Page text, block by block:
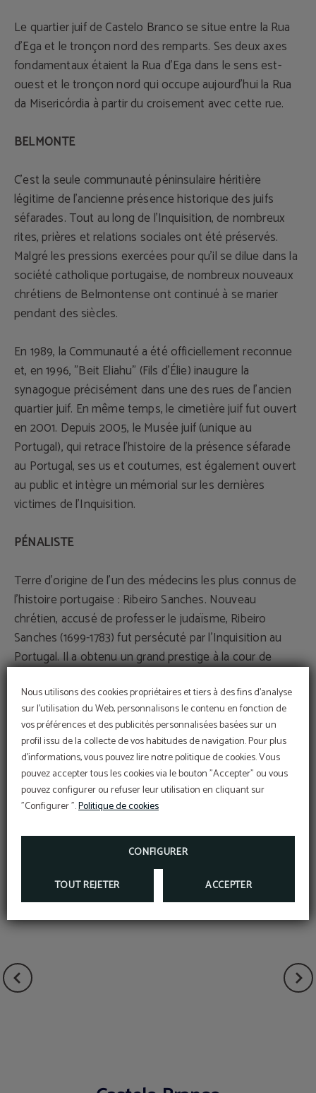
Nous utilisons des cookies propriétaires et tiers à des fins d'analyse
sur l'utilisation du Web, personnalisons le contenu en fonction de
vos préférences et des publicités personnalisées basées sur un
profil issu de la collecte de vos habitudes de navigation. Pour plus
d'informations, vous pouvez lire notre politique de cookies. Vous
pouvez accepter tous les cookies via le bouton "Accepter" ou vous
pouvez configurer ou refuser leur utilisation en cliquant sur
"Configurer ".Politique de cookies
CONFIGURER
TOUT REJETER ACCEPTER
Le quartier juif de Castelo Branco se situe entre la Rua
d’Ega et le tronçon nord des remparts. Ses deux axes
fondamentaux étaient la Rua d’Ega dans le sens est-
ouest et le tronçon nord qui occupe aujourd’hui la Rua
da Misericórdia à partir du croisement avec cette rue.
BELMONTE
C’est la seule communauté péninsulaire héritière
légitime de l’ancienne présence historique des juifs
séfarades. Tout au long de l’Inquisition, de nombreux
rites, prières et relations sociales ont été préservés.
Malgré les pressions exercées pour qu’il se dilue dans la
société catholique portugaise, de nombreux nouveaux
chrétiens de Belmontense ont continué à se marier
pendant des siècles.
En 1989, la Communauté a été officiellement reconnue
et, en 1996, "Beit Eliahu" (Fils d’Élie) inaugure la
synagogue précisément dans une des rues de l’ancien
quartier juif. En même temps, le cimetière juif fut ouvert
en 2001. Depuis 2005, le Musée juif (unique au
Portugal), qui retrace l’histoire de la présence séfarade
au Portugal, ses us et coutumes, est également ouvert
au public et intègre un mémorial sur les dernières
victimes de l’Inquisition.
PÉNALISTE
Terre d’origine de l’un des médecins les plus connus de
l’histoire portugaise : Ribeiro Sanches. Nouveau
chrétien, accusé de professer le judaïsme, Ribeiro
Sanches (1699-1783) fut persécuté par l’Inquisition au
Portugal. Il a obtenu un grand prestige à la cour de
Penamacor possède des vestiges de l’ancien quartier
juif du XVIe siècle à proximité de la Rua de S. Pedro, une
des rues historiques de la ville. L’augmentation du
nombre d’habitants juifs à la suite de l’expulsion de
l’Espagne est due à la situation de grande proximité de
la frontière.